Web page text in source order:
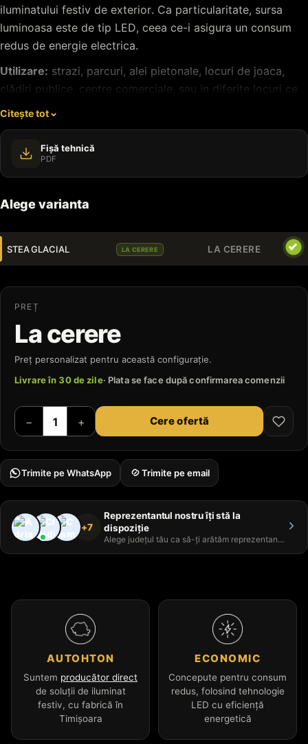
iluminatului festiv de exterior. Ca particularitate, sursa
luminoasa este de tip LED, ceea ce-i asigura un consum
redus de energie electrica.
Utilizare: strazi, parcuri, alei pietonale, locuri de joaca,
clădiri publice, centre comerciale, sau in diferite locuri ce
se doresc a fi impodobite pentru Sarbatorile de iarna.
Citește tot
Fișă tehnică
PDF
Alege varianta
STEA GLACIAL LA CERERE LA CERERE
PREȚ
La cerere
Preț personalizat pentru această configurație.
Livrare în 30 de zile· Plata se face după confirmarea comenzii
− + Cere ofertă
Trimite pe WhatsApp Trimite pe email
+7
Reprezentantul nostru îți stă la
dispoziție
Alege județul tău ca să-ți arătăm reprezentantul
AUTOHTON
Suntem producător direct
de soluții de iluminat
festiv, cu fabrică în
Timișoara
ECONOMIC
Concepute pentru consum
redus, folosind tehnologie
LED cu eficiență
energetică